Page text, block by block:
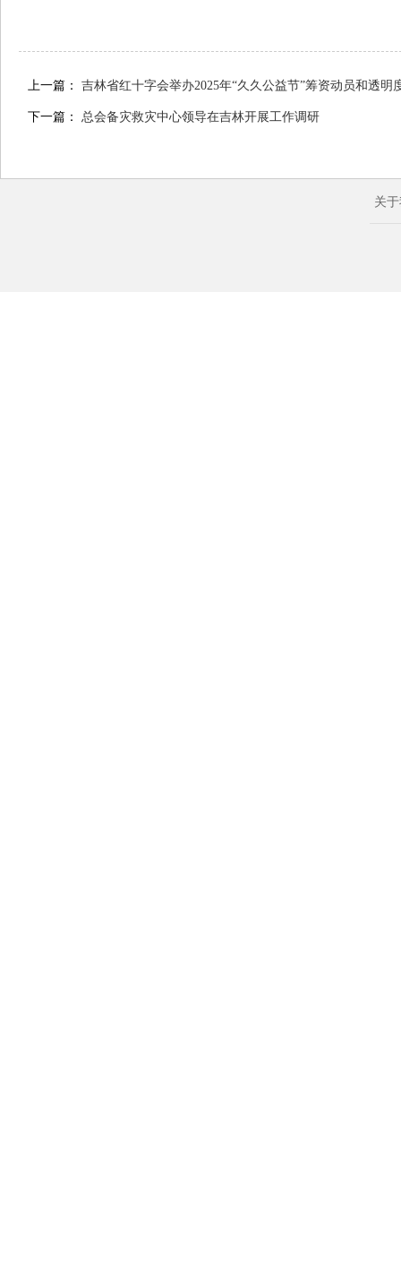
上一篇： 吉林省红十字会举办2025年“久久公益节”筹资动员和透明
下一篇： 总会备灾救灾中心领导在吉林开展工作调研
关